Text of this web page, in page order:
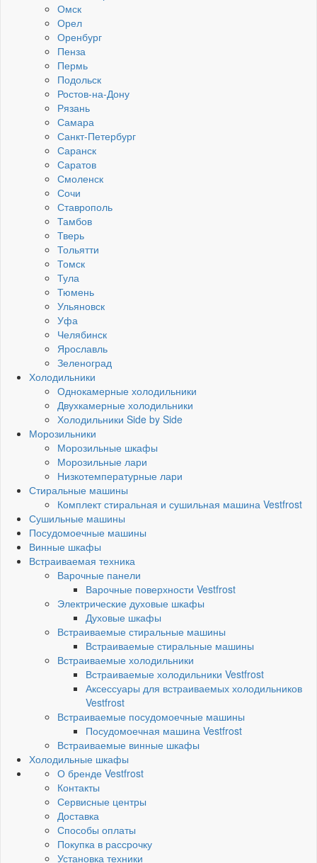
Омск
Орел
Оренбург
Пенза
Пермь
Подольск
Ростов-на-Дону
Рязань
Самара
Санкт-Петербург
Саранск
Саратов
Смоленск
Сочи
Ставрополь
Тамбов
Тверь
Тольятти
Томск
Тула
Тюмень
Ульяновск
Уфа
Челябинск
Ярославль
Зеленоград
Холодильники
Однокамерные холодильники
Двухкамерные холодильники
Холодильники Side by Side
Морозильники
Морозильные шкафы
Морозильные лари
Низкотемпературные лари
Стиральные машины
Комплект стиральная и сушильная машина Vestfrost
Сушильные машины
Посудомоечные машины
Винные шкафы
Встраиваемая техника
Варочные панели
Варочные поверхности Vestfrost
Электрические духовые шкафы
Духовые шкафы
Встраиваемые стиральные машины
Встраиваемые стиральные машины
Встраиваемые холодильники
Встраиваемые холодильники Vestfrost
Аксессуары для встраиваемых холодильников
Vestfrost
Встраиваемые посудомоечные машины
Посудомоечная машина Vestfrost
Встраиваемые винные шкафы
Холодильные шкафы
О бренде Vestfrost
Контакты
Сервисные центры
Доставка
Способы оплаты
Покупка в рассрочку
Установка техники